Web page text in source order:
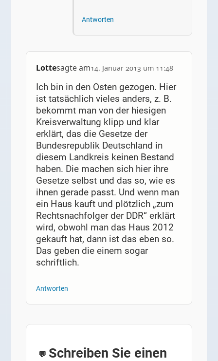
Antworten
Lottesagte am14. Januar 2013 um 11:48
Ich bin in den Osten gezogen. Hier
ist tatsächlich vieles anders, z. B.
bekommt man von der hiesigen
Kreisverwaltung klipp und klar
erklärt, das die Gesetze der
Bundesrepublik Deutschland in
diesem Landkreis keinen Bestand
haben. Die machen sich hier ihre
Gesetze selbst und das so, wie es
ihnen gerade passt. Und wenn man
ein Haus kauft und plötzlich „zum
Rechtsnachfolger der DDR“ erklärt
wird, obwohl man das Haus 2012
gekauft hat, dann ist das eben so.
Das geben die einem sogar
schriftlich.
Antworten
Schreiben Sie einen